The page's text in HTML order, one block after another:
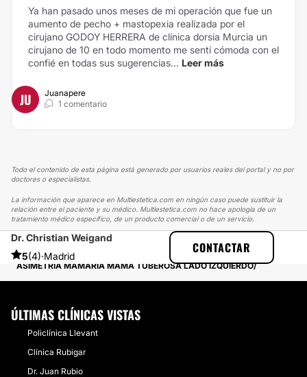
Ya han pasado unos meses de mi operación que fue un
aumento de pecho + mastopexia realizada por el
cirujano GODOY HERRERA de clínica dorsia Murcia un
cirujano de 10 en todo momento me sentí cómoda con el
confié en todas sus sugerencias... Leer más
JU
Juanapere
1 comentario
Todo el contenido de esta página está generado por usuarios reales del portal y no por
doctores o especialistas.
La información que aparece en Multiestetica.com en ningún caso puede sustituir la
relación entre el paciente y su médico. Multiestetica.com no hace apología de un
tratamiento médico específico, de un producto comercial o de un servicio.
Dr. Christian Weigand
5(4)·Madrid
CONTACTAR
MULTIESTETICA
EXPERIENCIAS
EXPERIENCIAS REALES SOBRE AUMENTO DE PECHO
ASIMETRÍA MAMARIA MAMA TUBEROSA LADO IZQUIERDO
ÚLTIMAS CLÍNICAS VISTAS
Policlínica Llevant
Clínica Rubigar
Dr. Juan Rubio